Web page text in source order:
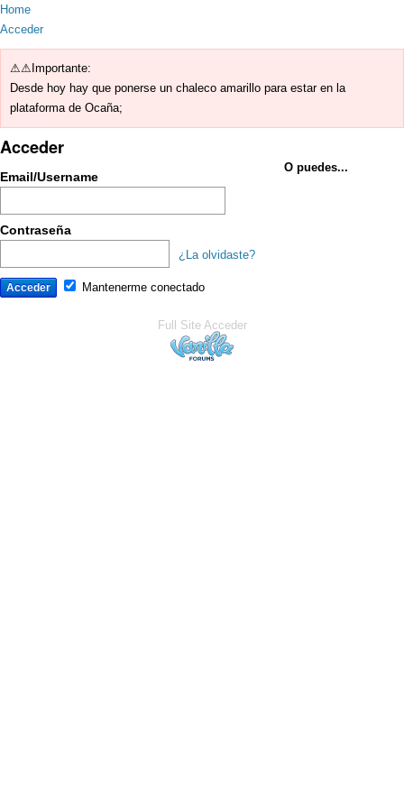
Home
Acceder
⚠⚠Importante:
Desde hoy hay que ponerse un chaleco amarillo para estar en la
plataforma de Ocaña;
Acceder
Email/Username
Contraseña
¿La olvidaste?
O puedes...
Mantenerme conectado
Full Site Acceder